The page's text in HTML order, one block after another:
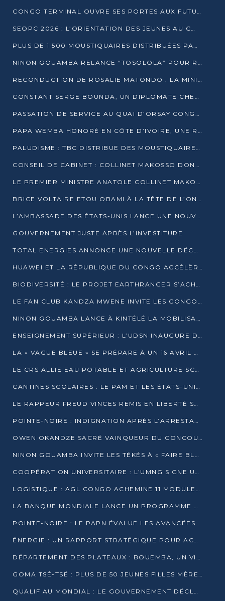
CONGO TERMINAL OUVRE SES PORTES AUX FUTURS INGÉNIEURS AU FORUM DES MÉTIERS D’UCAC-ICAM
SEOPC 2026 : L’ORIENTATION DES JEUNES AU CŒUR DE LA DEUXIÈME ÉDITION
PLUS DE 1 500 MOUSTIQUAIRES DISTRIBUÉES PAR AGL ET CONGO TERMINAL DANS LA LUTTE CONTRE LE PALUDISME
NINON GOUAMBA RELANCE “TOSOLOLA” POUR RENFORCER LE DIALOGUE AVEC LES CITOYENS
RECONDUCTION DE ROSALIE MATONDO : LA MINISTRE PROMET D’ACCÉLÉRER LE TRAITEMENT DES DOSSIERS ET DE RELEVER DE NOUVEAUX DÉFIS
CONSTANT SERGE BOUNDA, UN DIPLOMATE CHEVRONNÉ AUX COMMANDES DES AFFAIRES ÉTRANGÈRES
PASSATION DE SERVICE AU QUAI D’ORSAY CONGOLAIS : GAKOSSO PASSE LE FLAMBEAU À BOUNDA
PAPA WEMBA HONORÉ EN CÔTE D’IVOIRE, UNE RUE PORTE DÉSORMAIS SON NOM
PALUDISME : TBC DISTRIBUE DES MOUSTIQUAIRES DANS DEUX CSI DE BRAZZAVILLE
CONSEIL DE CABINET : COLLINET MAKOSSO DONNE SES DERNIÈRES ORIENTATIONS
LE PREMIER MINISTRE ANATOLE COLLINET MAKOSSO DÉMISSIONNE AVEC SON GOUVERNEMENT
BRICE VOLTAIRE ETOU OBAMI À LA TÊTE DE L’ONEC-C POUR TROIS ANS
L’AMBASSADE DES ÉTATS-UNIS LANCE UNE NOUVELLE COHORTE DU PROGRAMME ACCESS MICRO-SCHOLARSHIP
GOUVERNEMENT JUSTE APRÈS L’INVESTITURE
TOTAL ENERGIES ANNONCE UNE NOUVELLE DÉCOUVERTE D’HYDROCARBURES SUR LE PERMIS MOHO AU LARGE DU CONGO
HUAWEI ET LA RÉPUBLIQUE DU CONGO ACCÉLÈRENT LEUR PARTENARIAT
BIODIVERSITÉ : LE PROJET EARTHRANGER S’ACHÈVE, MAIS LES DÉFIS DEMEURENT
LE FAN CLUB KANDZA MWENE INVITE LES CONGOLAIS À UNE FORTE AFFLUENCE AU STADE DE KINTÉLÉ
NINON GOUAMBA LANCE À KINTÉLÉ LA MOBILISATION POUR L’INVESTITURE DR DSN
ENSEIGNEMENT SUPÉRIEUR : L’UDSN INAUGURE DES LABORATOIRES POUR BOOSTER LA FORMATION PRATIQUE
LA « VAGUE BLEUE » SE PRÉPARE À UN 16 AVRIL HISTORIQUE
LE CRS ALLIE EAU POTABLE ET AGRICULTURE SCOLAIRE AU CŒUR DE LA TRANSFORMATION DES ÉCOLES RURALES
CANTINES SCOLAIRES : LE PAM ET LES ÉTATS-UNIS AU CONTACT DES ÉCOLIERS DE KINKALA
LE RAPPEUR FREUD VINCES REMIS EN LIBERTÉ SOUS PRESSION MÉDIATIQUE
POINTE-NOIRE : INDIGNATION APRÈS L’ARRESTATION DU RAPPEUR FREUD VINCES
OWEN OKANDZE SACRÉ VAINQUEUR DU CONCOURS SLAM POUR LA VIE
NINON GOUAMBA INVITE LES TÉKÉS À « FAIRE BLOC » POUR PESER DANS LE DÉBAT NATIONAL
COOPÉRATION UNIVERSITAIRE : L’UMNG SIGNE UN ACCORD STRATÉGIQUE AVEC L’UNIVERSITÉ HAINAN EN CHINE
LOGISTIQUE : AGL CONGO ACHEMINE 11 MODULES GÉANTS JUSQU’À BRAZZAVILLE
LA BANQUE MONDIALE LANCE UN PROGRAMME DE 394 MILLIONS DE DOLLARS POUR LE BASSIN DU CONGO
POINTE-NOIRE : LE PAPN ÉVALUE LES AVANCÉES DU MÔLE EST
ÉNERGIE : UN RAPPORT STRATÉGIQUE POUR ACCÉLÉRER LA TRANSITION AU CONGO
DÉPARTEMENT DES PLATEAUX : BOUEMBA, UN VIVIER ÉCONOMIQUE PRÊT À EXPLOSER
GOMA TSÉ-TSÉ : PLUS DE 50 JEUNES FILLES MÈRES SENSIBILISÉES À LA SANTÉ SEXUELLE
QUALIF AU MONDIAL : LE GOUVERNEMENT DÉCLARE LA JOURNÉE DU 1ER AVRIL 2026 CHÔMÉE ET PAYÉE